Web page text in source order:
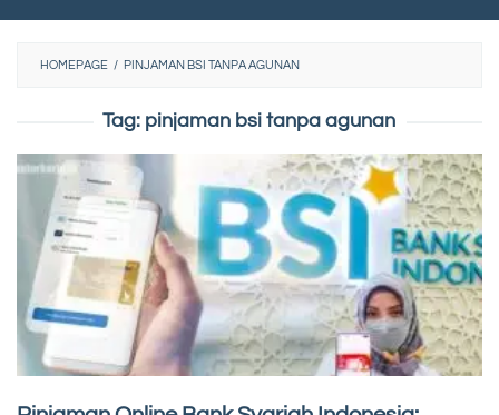
HOMEPAGE / PINJAMAN BSI TANPA AGUNAN
Tag: pinjaman bsi tanpa agunan